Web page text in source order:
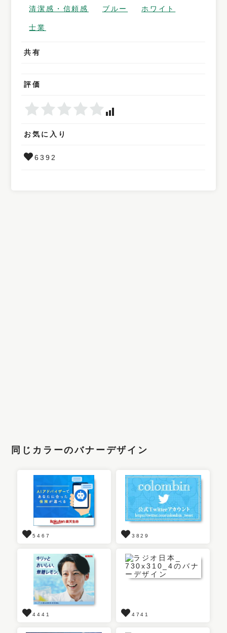
清潔感・信頼感 ブルー ホワイト
士業
共有
評価
お気に入り
6392
同じカラーのバナーデザイン
5467 3829
4441 4741